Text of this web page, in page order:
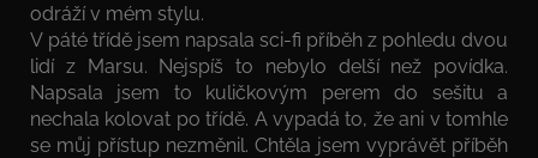
odráží v mém stylu.
V páté třídě jsem napsala sci-fi příběh z pohledu dvou
lidí z Marsu. Nejspíš to nebylo delší než povídka.
Napsala jsem to kuličkovým perem do sešitu a
nechala kolovat po třídě. A vypadá to, že ani v tomhle
se můj přístup nezměnil. Chtěla jsem vyprávět příběh